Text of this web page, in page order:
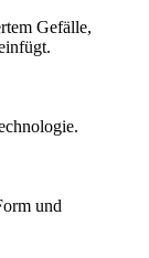
Gefälle,
und